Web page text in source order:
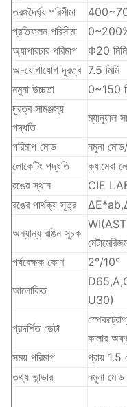
তরঙ্গদৈর্ঘ্য পরিসীমা
প্রতিফলন পরিসীমা
অ্যাপারচার পরিমাপ
Φ20
অ-যোগাযোগ দূরত্ব 7.5 মিমি
নমুনা উচ্চতা
0~150
দূরত্ব সামঞ্জস্য
পদ্ধতি
ম্যানুয়াল
পরিমাপ মোড
নমুনা
লোকেটিং পদ্ধতি
ক্যামেরা
রঙের স্থান
CIE
রঙের পার্থক্য সূত্র
অন্যান্য রঙিন সূচক
পর্যবেক্ষক কোণ
2°/10°
আলোকিত
U30)
প্রদর্শিত ডেটা
কালার
সময় পরিমাপ
প্রায় 1.5
তথ্য ভান্ডার
নমুনা